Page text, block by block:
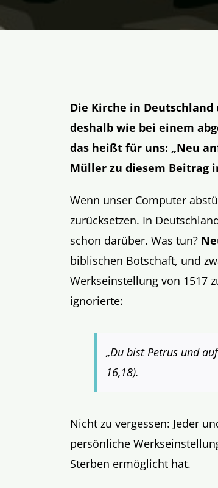
Die Kirche in
deshalb wie bei einem
das heißt für uns: „Neu
Müller zu diesem Beitrag
Wenn unser Computer
zurücksetzen. In
schon darüber. Was tun?
biblischen Botschaft, und
Werkseinstellung von 1517
ignorierte:
„Du bist Petrus und
16,18).
Nicht zu vergessen: Jeder
persönliche
Sterben ermöglicht hat.